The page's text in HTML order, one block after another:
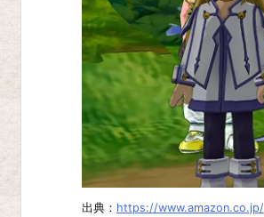
ア
ラ
イ
ズ
テ
イ
ル
ズ
出典： https://www.amazon.co.jp/